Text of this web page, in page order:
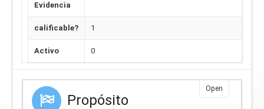
Evidencia
calificable? 1
Activo 0
Propósito
Open